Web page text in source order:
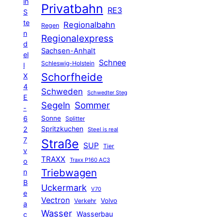
S
te
n
d
el
l
X
4
E
-
6
2
7
v
o
n
B
e
a
c
Privatbahn RE3
Regen Regionalbahn
Regionalexpress
Sachsen-Anhalt
Schleswig-Holstein Schnee
Schorfheide
Schweden Schwedter Steg
Segeln Sommer
Sonne Splitter
Spritzkuchen Steel is real
Straße SUP Tier
TRAXX Traxx P160 AC3
Triebwagen
Uckermark V70
Vectron Verkehr Volvo
Wasser Wasserbau